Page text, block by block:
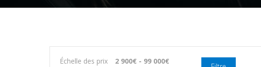
Échelle des prix